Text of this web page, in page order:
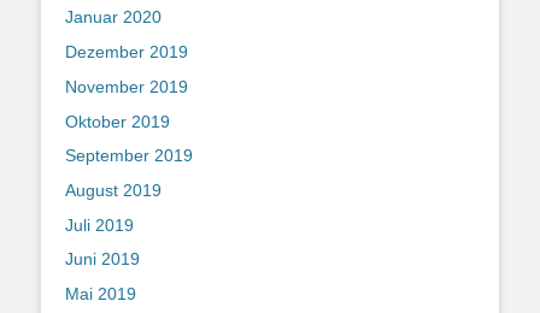
Januar 2020
Dezember 2019
November 2019
Oktober 2019
September 2019
August 2019
Juli 2019
Juni 2019
Mai 2019